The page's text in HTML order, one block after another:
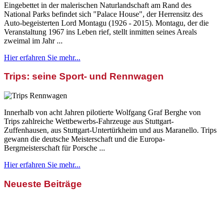
Eingebettet in der malerischen Naturlandschaft am Rand des
National Parks befindet sich "Palace House", der Herrensitz des
Auto-begeisterten Lord Montagu (1926 - 2015). Montagu, der die
Veranstaltung 1967 ins Leben rief, stellt inmitten seines Areals
zweimal im Jahr ...
Hier erfahren Sie mehr...
Trips: seine Sport- und Rennwagen
Innerhalb von acht Jahren pilotierte Wolfgang Graf Berghe von
Trips zahlreiche Wettbewerbs-Fahrzeuge aus Stuttgart-
Zuffenhausen, aus Stuttgart-Untertürkheim und aus Maranello. Trips
gewann die deutsche Meisterschaft und die Europa-
Bergmeisterschaft für Porsche ...
Hier erfahren Sie mehr...
Neueste Beiträge